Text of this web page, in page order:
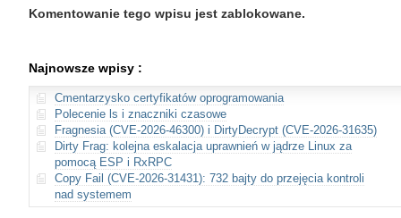
Komentowanie tego wpisu jest zablokowane.
Najnowsze wpisy :
Cmentarzysko certyfikatów oprogramowania
Polecenie ls i znaczniki czasowe
Fragnesia (CVE-2026-46300) i DirtyDecrypt (CVE-2026-31635)
Dirty Frag: kolejna eskalacja uprawnień w jądrze Linux za
pomocą ESP i RxRPC
Copy Fail (CVE-2026-31431): 732 bajty do przejęcia kontroli
nad systemem